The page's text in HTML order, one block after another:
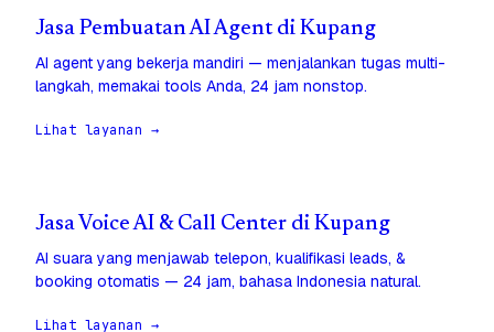
Jasa Pembuatan AI Agent di Kupang
AI agent yang bekerja mandiri — menjalankan tugas multi-
langkah, memakai tools Anda, 24 jam nonstop.
Lihat layanan →
Jasa Voice AI & Call Center di Kupang
AI suara yang menjawab telepon, kualifikasi leads, &
booking otomatis — 24 jam, bahasa Indonesia natural.
Lihat layanan →